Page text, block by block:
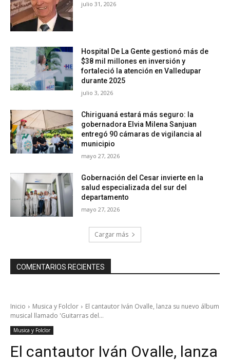
julio 31, 2026
Hospital De La Gente gestionó más de
$38 mil millones en inversión y
fortaleció la atención en Valledupar
durante 2025
julio 3, 2026
Chiriguaná estará más seguro: la
gobernadora Elvia Milena Sanjuan
entregó 90 cámaras de vigilancia al
municipio
mayo 27, 2026
Gobernación del Cesar invierte en la
salud especializada del sur del
departamento
mayo 27, 2026
Cargar más
COMENTARIOS RECIENTES